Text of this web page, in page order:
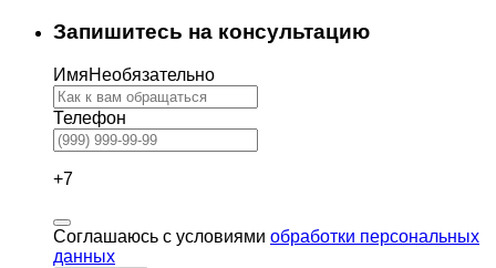
Запишитесь на консультацию
ИмяНеобязательно
Телефон
+7
Соглашаюсь с условиями обработки персональных
данных